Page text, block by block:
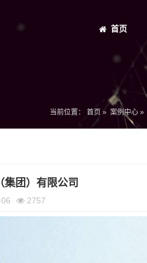
首页
当前位置： 首页 » 案例中心 »
集团）有限公司
2757